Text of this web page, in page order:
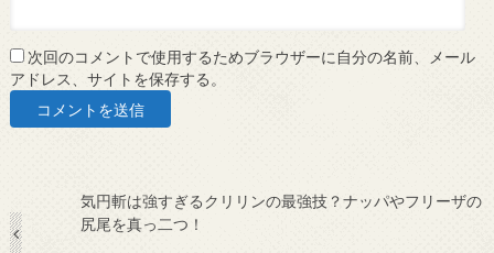
次回のコメントで使用するためブラウザーに自分の名前、メール
アドレス、サイトを保存する。
気円斬は強すぎるクリリンの最強技？ナッパやフリーザの
尻尾を真っ二つ！